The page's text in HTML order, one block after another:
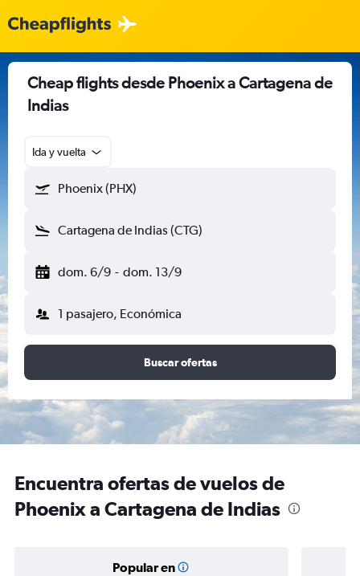
Cheap flights desde Phoenix a Cartagena de
Indias
Ida y vuelta
Phoenix (PHX)
Cartagena de Indias (CTG)
dom. 6/9 - dom. 13/9
1 pasajero, Económica
Buscar ofertas
Encuentra ofertas de vuelos de
Phoenix a Cartagena de Indias
Popular en